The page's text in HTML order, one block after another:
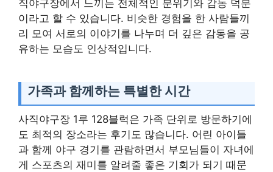
직야구장에서 느끼는 전체적인 분위기와 감동 덕분
이라고 할 수 있습니다. 비슷한 경험을 한 사람들끼
리 모여 서로의 이야기를 나누며 더 깊은 감동을 공
유하는 모습도 인상적입니다.
가족과 함께하는 특별한 시간
사직야구장 1루 128블럭은 가족 단위로 방문하기에
도 최적의 장소라는 후기도 많습니다. 어린 아이들
과 함께 야구 경기를 관람하면서 부모님들이 자녀에
게 스포츠의 재미를 알려줄 좋은 기회가 되기 때문